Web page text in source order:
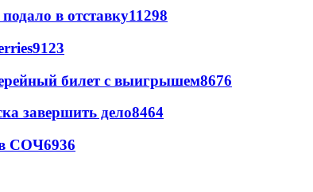
в отставку11298
9123
билет с выигрышем8676
завершить дело8464
СОЧ6936